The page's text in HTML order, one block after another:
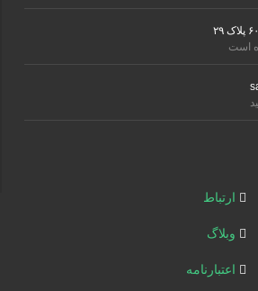
ارتباط
وبلاگ
اعتبارنامه